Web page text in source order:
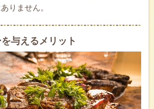
りません。
与えるメリット